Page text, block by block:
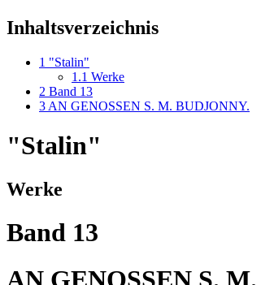
Inhaltsverzeichnis
1 "Stalin"
1.1 Werke
2 Band 13
3 AN GENOSSEN S. M. BUDJONNY.
"Stalin"
Werke
Band 13